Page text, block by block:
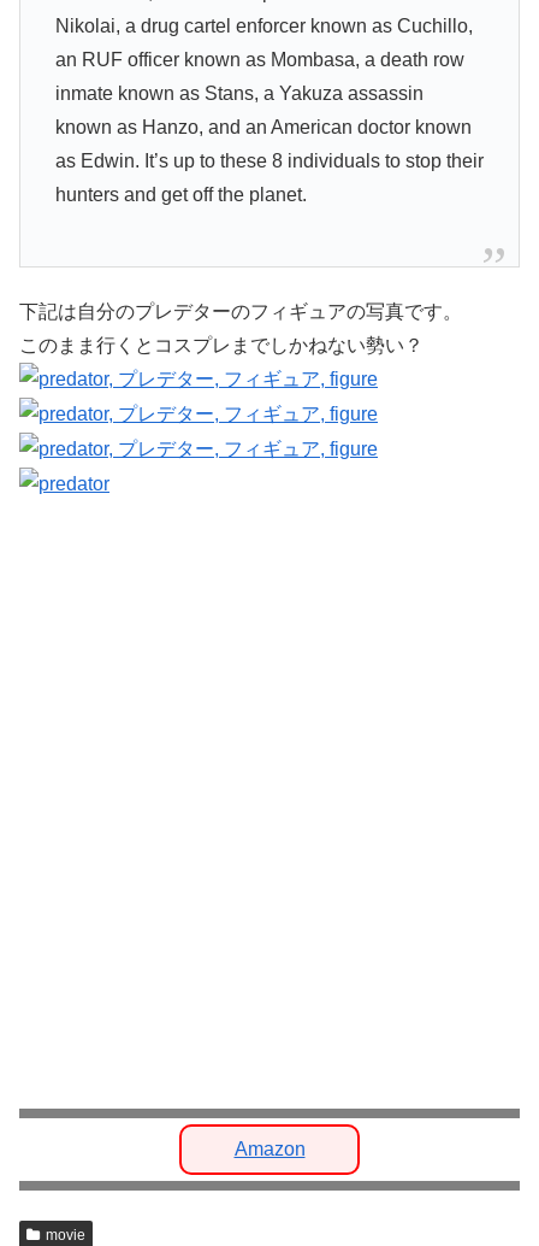
Nikolai, a drug cartel enforcer known as Cuchillo,
an RUF officer known as Mombasa, a death row
inmate known as Stans, a Yakuza assassin
known as Hanzo, and an American doctor known
as Edwin. It’s up to these 8 individuals to stop their
hunters and get off the planet.
下記は自分のプレデターのフィギュアの写真です。
このまま行くとコスプレまでしかねない勢い？
Amazon
movie